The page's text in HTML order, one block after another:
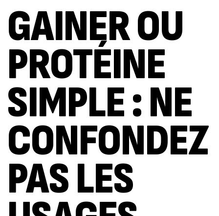
GAINER OU
PROTÉINE
SIMPLE : NE
CONFONDEZ
PAS LES